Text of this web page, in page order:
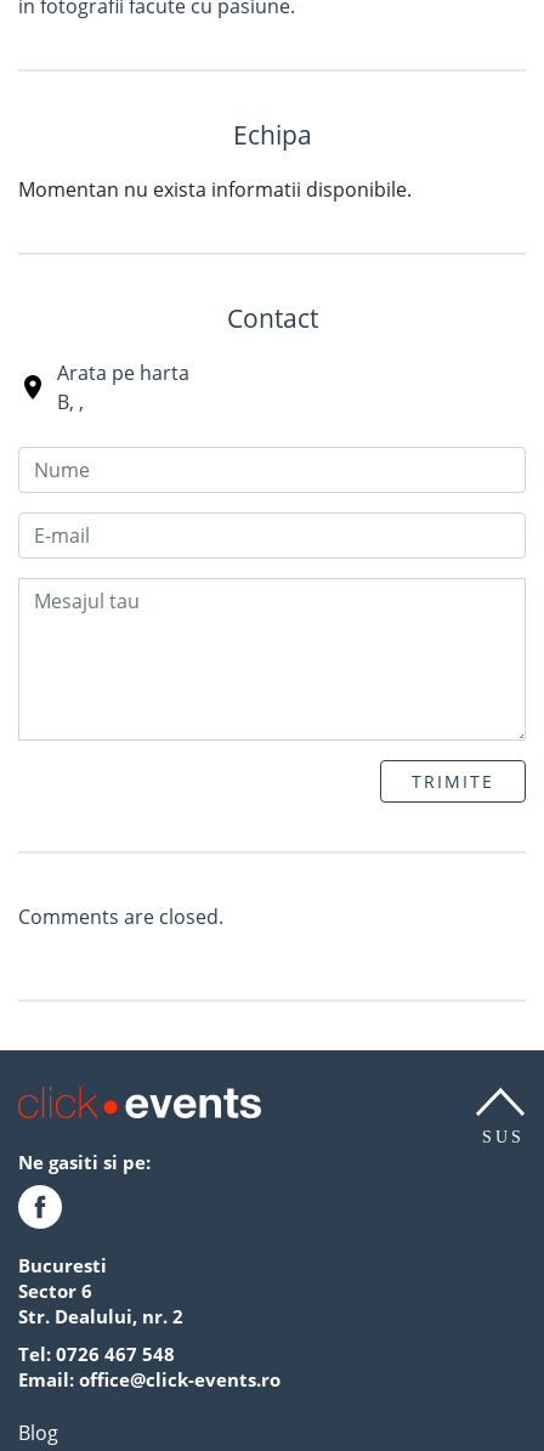
in fotografii facute cu pasiune.
Echipa
Momentan nu exista informatii disponibile.
Contact
Arata pe harta
B, ,
TRIMITE
Comments are closed.
SUS
Ne gasiti si pe:
Bucuresti
Sector 6
Str. Dealului, nr. 2
Tel: 0726 467 548
Email: office@click-events.ro
Blog